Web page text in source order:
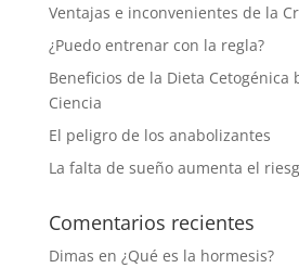
Ventajas e inconvenientes de la
¿Puedo entrenar con la regla?
Beneficios de la Dieta Cetogénica
Ciencia
El peligro de los anabolizantes
La falta de sueño aumenta el
Comentarios recientes
Dimas en ¿Qué es la hormesis?